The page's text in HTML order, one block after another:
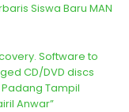
Siswa Baru MAN
Software to
CD/DVD discs
Padang Tampil
Anwar”